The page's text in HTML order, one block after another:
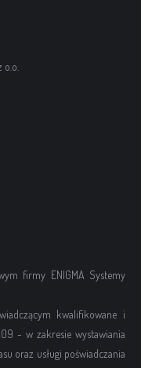
firmy ENIGMA Systemy
kwalifikowane i
- w zakresie wystawiania
oraz usługi poświadczania